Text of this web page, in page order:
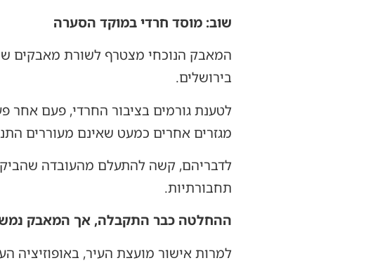
שוב: מוסד חרדי במוקד הסערה
המאבק הנוכחי מצטרף לשורת מאבקים
בירושלים.
לטענת גורמים בציבור החרדי, פעם אחר
מגזרים אחרים כמעט שאינם מעוררים
לדבריהם, קשה להתעלם מהעובדה
תחבורתיות.
ההחלטה כבר התקבלה, אך המאבק
למרות אישור מועצת העיר, באופוזיציה